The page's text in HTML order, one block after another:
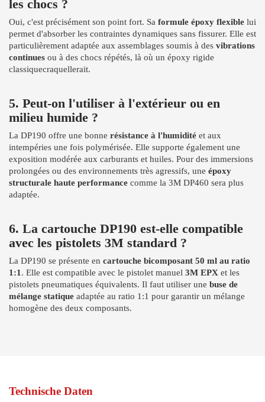
les chocs ?
Oui, c'est précisément son point fort. Sa formule époxy flexible lui
permet d'absorber les contraintes dynamiques sans fissurer. Elle est
particulièrement adaptée aux assemblages soumis à des vibrations
continues ou à des chocs répétés, là où un époxy rigide
classiquecraquellerait.
5. Peut-on l'utiliser à l'extérieur ou en
milieu humide ?
La DP190 offre une bonne résistance à l'humidité et aux
intempéries une fois polymérisée. Elle supporte également une
exposition modérée aux carburants et huiles. Pour des immersions
prolongées ou des environnements très agressifs, une époxy
structurale haute performance comme la 3M DP460 sera plus
adaptée.
6. La cartouche DP190 est-elle compatible
avec les pistolets 3M standard ?
La DP190 se présente en cartouche bicomposant 50 ml au ratio
1:1 . Elle est compatible avec le pistolet manuel 3M EPX et les
pistolets pneumatiques équivalents. Il faut utiliser une buse de
mélange statique adaptée au ratio 1:1 pour garantir un mélange
homogène des deux composants.
Technische Daten